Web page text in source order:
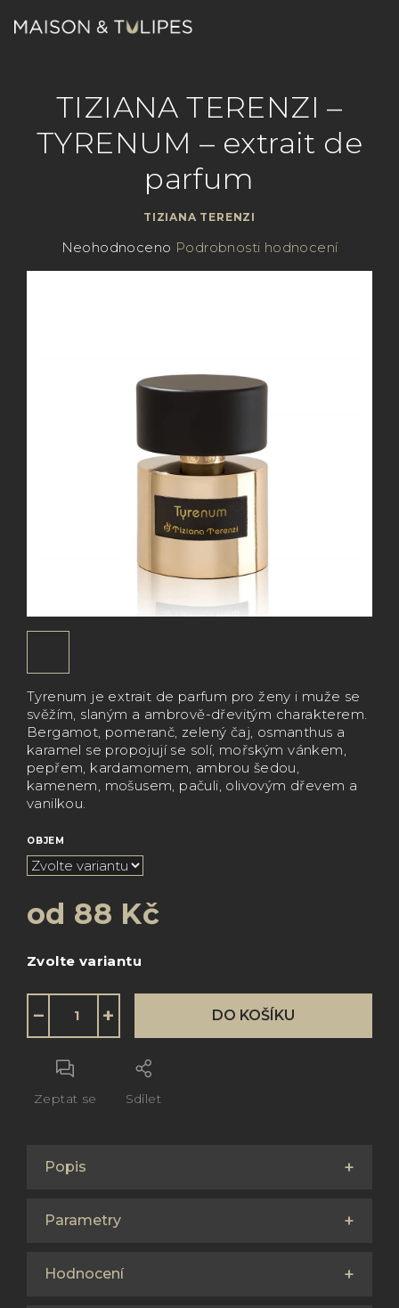
na
košík
Tyrenum je extrait de parfum pro ženy i muže se
svěžím, slaným a ambrově-dřevitým charakterem.
Bergamot, pomeranč, zelený čaj, osmanthus a
karamel se propojují se solí, mořským vánkem,
pepřem, kardamomem, ambrou šedou,
kamenem, mošusem, pačuli, olivovým dřevem a
vanilkou.
OBJEM
od 88 Kč
cena:
Zvolte variantu
+
− DO KOŠÍKU
Zeptat se Sdílet
Popis
Parametry
Hodnocení
TIZIANA TERENZI –
TYRENUM – extrait de
parfum
TIZIANA TERENZI
Průměrné
Neohodnoceno Podrobnosti hodnocení